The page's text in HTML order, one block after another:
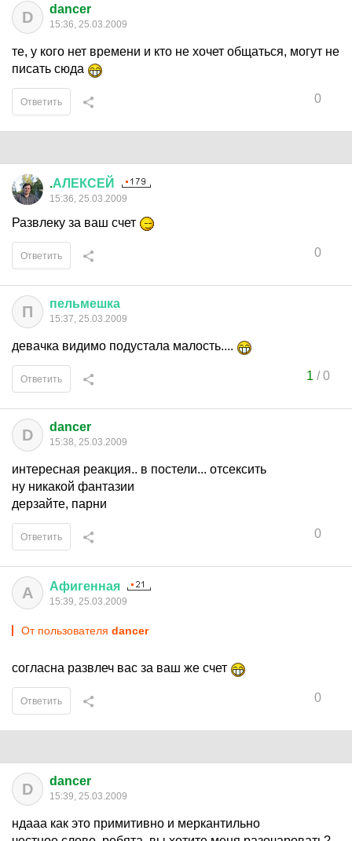
D dancer
15:36, 25.03.2009
те, у кого нет времени и кто не хочет общаться, могут не
писать сюда
0
Ответить
.АЛЕКСЕЙ
15:36, 25.03.2009
Развлеку за ваш счет
0
Ответить
П пельмешка
15:37, 25.03.2009
девачка видимо подустала малость....
1 /0
Ответить
D dancer
15:38, 25.03.2009
интересная реакция.. в постели... отсексить
ну никакой фантазии
дерзайте, парни
0
Ответить
А Афигенная
15:39, 25.03.2009
От пользователя dancer
согласна развлеч вас за ваш же счет
0
Ответить
D dancer
15:39, 25.03.2009
ндааа как это примитивно и меркантильно